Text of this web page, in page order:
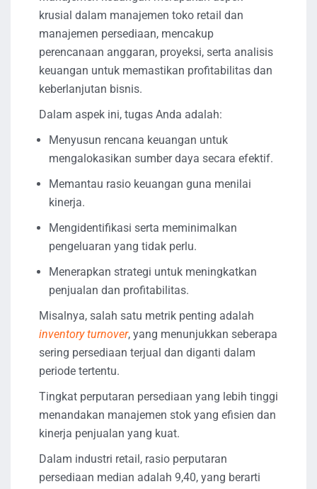
krusial dalam manajemen toko retail dan
manajemen persediaan, mencakup
perencanaan anggaran, proyeksi, serta analisis
keuangan untuk memastikan profitabilitas dan
keberlanjutan bisnis.
Dalam aspek ini, tugas Anda adalah:
Menyusun rencana keuangan untuk
mengalokasikan sumber daya secara efektif.
Memantau rasio keuangan guna menilai
kinerja.
Mengidentifikasi serta meminimalkan
pengeluaran yang tidak perlu.
Menerapkan strategi untuk meningkatkan
penjualan dan profitabilitas.
Misalnya, salah satu metrik penting adalah
inventory turnover, yang menunjukkan seberapa
sering persediaan terjual dan diganti dalam
periode tertentu.
Tingkat perputaran persediaan yang lebih tinggi
menandakan manajemen stok yang efisien dan
kinerja penjualan yang kuat.
Dalam industri retail, rasio perputaran
persediaan median adalah 9,40, yang berarti